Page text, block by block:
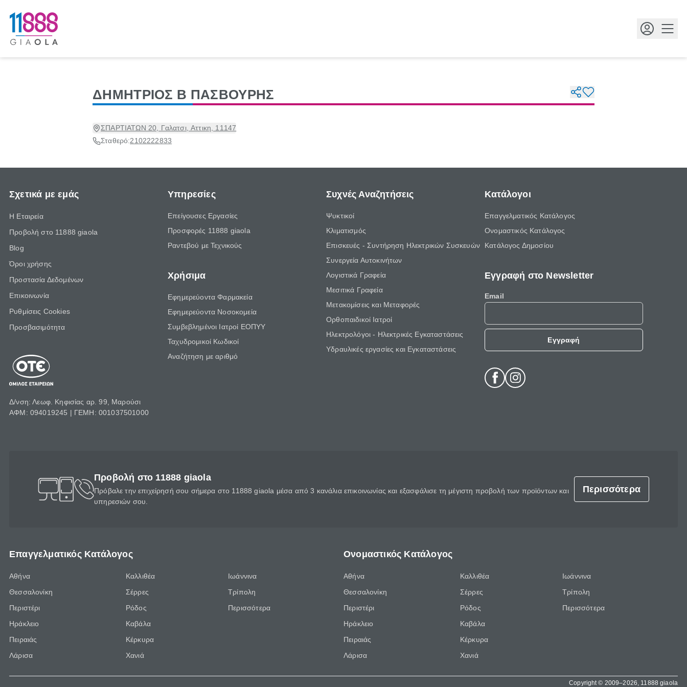
ΔΗΜΗΤΡΙΟΣ Β ΠΑΣΒΟΥΡΗΣ
ΣΠΑΡΤΙΑΤΩΝ 20, Γαλατσι, Αττικη, 11147
Σταθερό:2102222833
Σχετικά με εμάς
Η Εταιρεία
Προβολή στο 11888 giaola
Blog
Όροι χρήσης
Προστασία Δεδομένων
Επικοινωνία
Ρυθμίσεις Cookies
Προσβασιμότητα
Δ/νση: Λεωφ. Κηφισίας αρ. 99, Μαρούσι
ΑΦΜ: 094019245 | ΓΕΜΗ: 001037501000
Υπηρεσίες
Επείγουσες Εργασίες
Προσφορές 11888 giaola
Ραντεβού με Τεχνικούς
Χρήσιμα
Εφημερεύοντα Φαρμακεία
Εφημερεύοντα Νοσοκομεία
Συμβεβλημένοι Ιατροί ΕΟΠΥΥ
Ταχυδρομικοί Κωδικοί
Αναζήτηση με αριθμό
Συχνές Αναζητήσεις
Ψυκτικοί
Κλιματισμός
Επισκευές - Συντήρηση Ηλεκτρικών Συσκευών
Συνεργεία Αυτοκινήτων
Λογιστικά Γραφεία
Μεσιτικά Γραφεία
Μετακομίσεις και Μεταφορές
Ορθοπαιδικοί Ιατροί
Ηλεκτρολόγοι - Ηλεκτρικές Εγκαταστάσεις
Υδραυλικές εργασίες και Εγκαταστάσεις
Κατάλογοι
Επαγγελματικός Κατάλογος
Ονομαστικός Κατάλογος
Κατάλογος Δημοσίου
Εγγραφή στο Newsletter
Email
Εγγραφή
Προβολή στο 11888 giaola
Πρόβαλε την επιχείρησή σου σήμερα στο 11888 giaola μέσα από 3 κανάλια επικοινωνίας και εξασφάλισε τη μέγιστη προβολή των προϊόντων και
υπηρεσιών σου.
Περισσότερα
Επαγγελματικός Κατάλογος
Αθήνα
Θεσσαλονίκη
Περιστέρι
Ηράκλειο
Πειραιάς
Λάρισα
Καλλιθέα
Σέρρες
Ρόδος
Καβάλα
Κέρκυρα
Χανιά
Ιωάννινα
Τρίπολη
Περισσότερα
Ονομαστικός Κατάλογος
Αθήνα
Θεσσαλονίκη
Περιστέρι
Ηράκλειο
Πειραιάς
Λάρισα
Καλλιθέα
Σέρρες
Ρόδος
Καβάλα
Κέρκυρα
Χανιά
Ιωάννινα
Τρίπολη
Περισσότερα
Copyright © 2009–2026, 11888 giaola